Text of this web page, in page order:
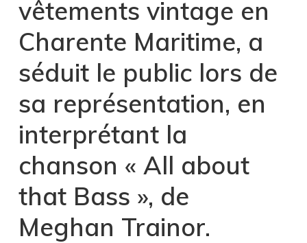
vêtements vintage en
Charente Maritime, a
séduit le public lors de
sa représentation, en
interprétant la
chanson « All about
that Bass », de
Meghan Trainor.